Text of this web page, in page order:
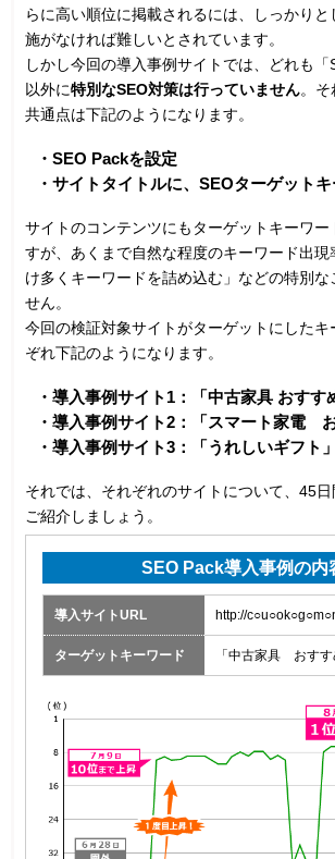
らに高い順位に掲載されるには、しっかり
施がなければ難しいとされています。
しかし今回の導入事例サイトでは、どれも「
以外に特別なSEO対策は行っていません。
共通点は下記のようになります。
・SEO Packを設定
・サイトタイトルに、SEOターゲット
サイトのコンテンツにもターゲットキーワー
すが、あくまで自然な程度のキーワード出現
け多くキーワードを詰め込む」などの特別な
せん。
今回の検証対象サイトがターゲットにしたキ
ぞれ下記のようになります。
・導入事例サイト1：「中古家具 おすす
・導入事例サイト2：「スマート家電 お
・導入事例サイト3：「うれしいギフト」
それでは、それぞれのサイトについて、45
ご紹介しましょう。
SEO Pack導入事例の内
導入サイトURL http://
ターゲットキーワード 「中古家具 おすす